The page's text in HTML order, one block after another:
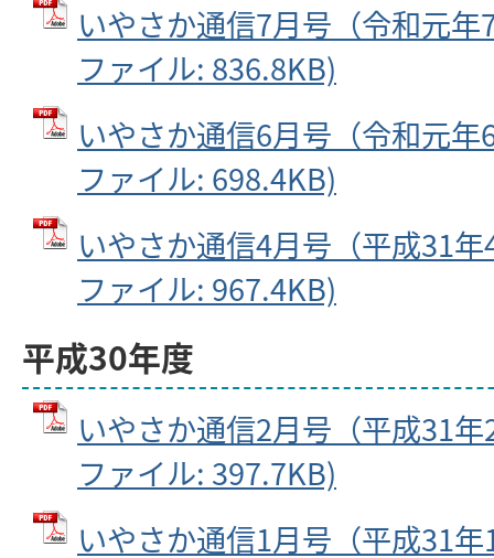
いやさか通信7月号（令和元年
ファイル: 836.8KB)
いやさか通信6月号（令和元年
ファイル: 698.4KB)
いやさか通信4月号（平成31
ファイル: 967.4KB)
平成30年度
いやさか通信2月号（平成31
ファイル: 397.7KB)
いやさか通信1月号（平成31